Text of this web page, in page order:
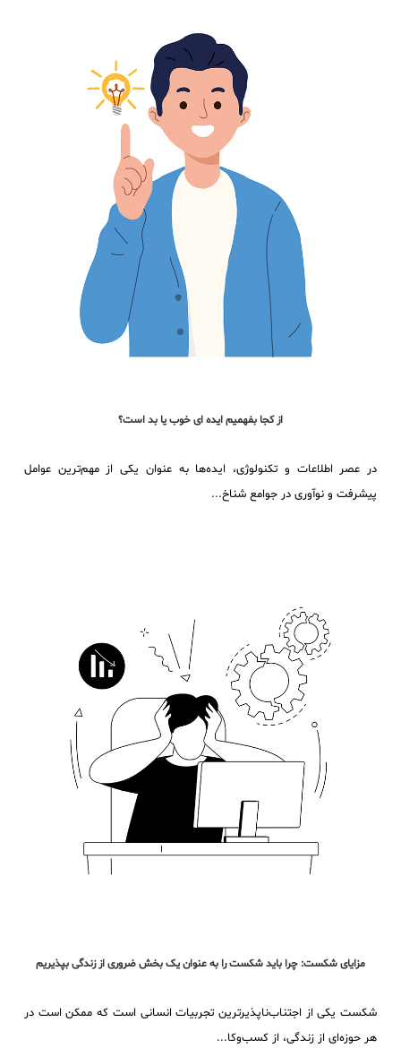
از کجا بفهمیم ایده ای خوب یا بد است؟
در عصر اطلاعات و تکنولوژی، ایده‌ها به عنوان یکی از مهم‌ترین عوامل
پیشرفت و نوآوری در جوامع شناخ...
مزایای شکست: چرا باید شکست را به عنوان یک بخش ضروری از زندگی بپذیریم
شکست یکی از اجتناب‌ناپذیرترین تجربیات انسانی است که ممکن است در
هر حوزه‌ای از زندگی، از کسب‌وکا...